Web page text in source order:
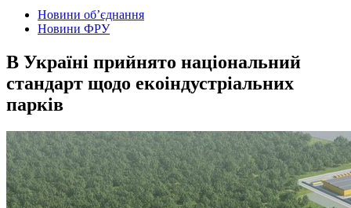
Новини об’єднання
Новини ФРУ
В Україні прийнято національний
стандарт щодо екоіндустріальних
парків